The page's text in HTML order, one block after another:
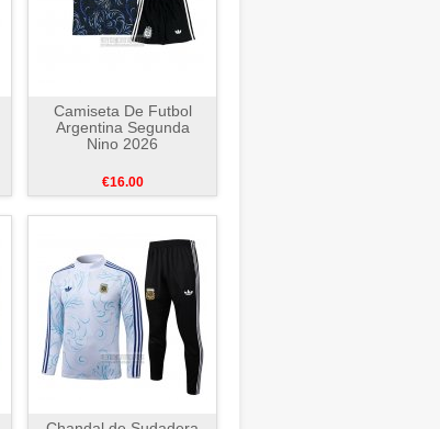
Camiseta De Futbol
Argentina Segunda
Nino 2026
€16.00